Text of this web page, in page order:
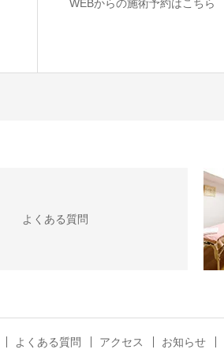
WEBからの施術予約はこちら
よくある質問
よくある質問 アクセス お知らせ